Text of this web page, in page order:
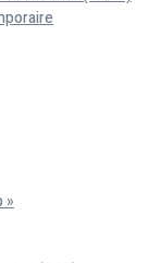
»